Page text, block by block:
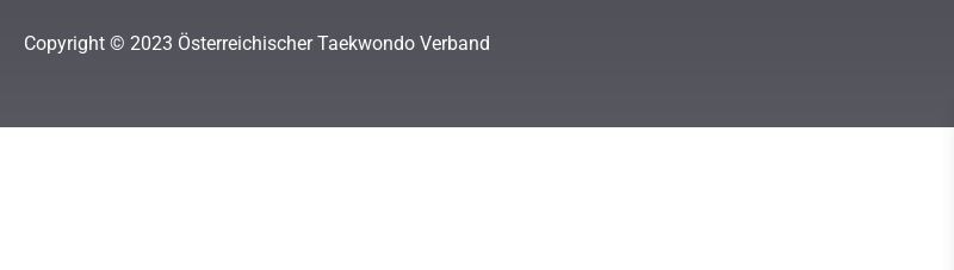
Copyright © 2023 Österreichischer Taekwondo Verband